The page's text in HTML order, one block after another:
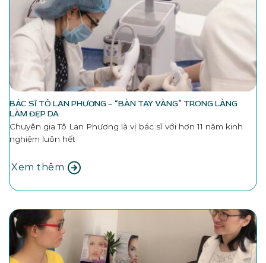
BÁC SĨ TÔ LAN PHƯƠNG – “BÀN TAY VÀNG” TRONG LÀNG
LÀM ĐẸP DA
Chuyên gia Tô Lan Phương là vị bác sĩ với hơn 11 năm kinh
nghiệm luôn hết
Xem thêm